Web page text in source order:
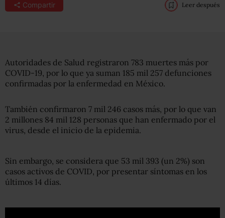
Compartir Leer después
Autoridades de Salud registraron 783 muertes más por
COVID-19, por lo que ya suman 185 mil 257 defunciones
confirmadas por la enfermedad en México.
También confirmaron 7 mil 246 casos más, por lo que van
2 millones 84 mil 128 personas que han enfermado por el
virus, desde el inicio de la epidemia.
Sin embargo, se considera que 53 mil 393 (un 2%) son
casos activos de COVID, por presentar síntomas en los
últimos 14 días.